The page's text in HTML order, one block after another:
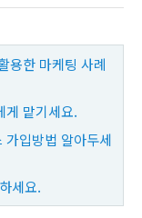
용한 마케팅 사례
게 맡기세요.
가입방법 알아두세
세요.